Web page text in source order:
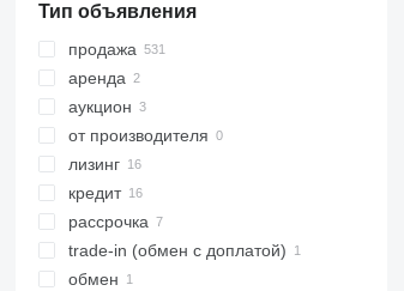
Тип объявления
продажа
аренда
аукцион
от производителя
лизинг
кредит
рассрочка
trade-in (обмен с доплатой)
обмен